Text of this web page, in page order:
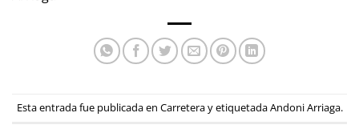
Esta entrada fue publicada en Carreteray etiquetadaAndoni Arriaga.